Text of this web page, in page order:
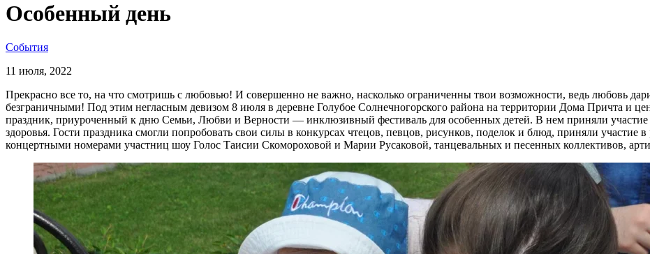
Особенный день
События
11 июля, 2022
Прекрасно все то, на что смотришь с любовью! И совершенно не важно, насколько ограниченны твои возможности, ведь любовь
безграничными! Под этим негласным девизом 8 июля в деревне Голубое Солнечногорского района на территории Дома Причта и
праздник, приуроченный к дню Семьи, Любви и Верности — инклюзивный фестиваль для особенных детей. В нем приняли участие
здоровья. Гости праздника смогли попробовать свои силы в конкурсах чтецов, певцов, рисунков, поделок и блюд, приняли участие
концертными номерами участниц шоу Голос Таисии Скомороховой и Марии Русаковой, танцевальных и песенных коллективов,